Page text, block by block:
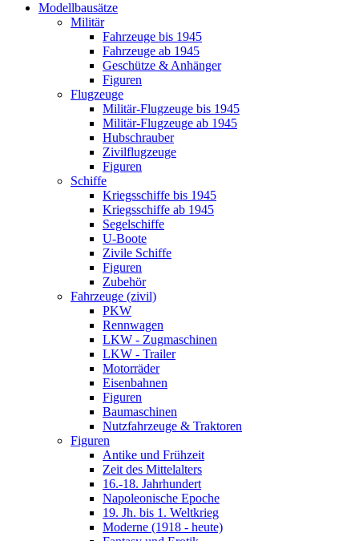
Modellbausätze
Militär
Fahrzeuge bis 1945
Fahrzeuge ab 1945
Geschütze & Anhänger
Figuren
Flugzeuge
Militär-Flugzeuge bis 1945
Militär-Flugzeuge ab 1945
Hubschrauber
Zivilflugzeuge
Figuren
Schiffe
Kriegsschiffe bis 1945
Kriegsschiffe ab 1945
Segelschiffe
U-Boote
Zivile Schiffe
Figuren
Zubehör
Fahrzeuge (zivil)
PKW
Rennwagen
LKW - Zugmaschinen
LKW - Trailer
Motorräder
Eisenbahnen
Figuren
Baumaschinen
Nutzfahrzeuge & Traktoren
Figuren
Antike und Frühzeit
Zeit des Mittelalters
16.-18. Jahrhundert
Napoleonische Epoche
19. Jh. bis 1. Weltkrieg
Moderne (1918 - heute)